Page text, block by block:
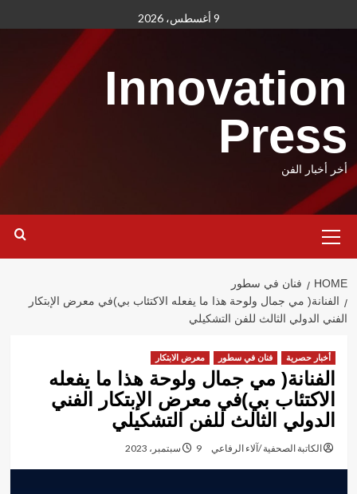
to
9 أغسطس، 2026
Innovation
Press
أخر أخبار الفن
Menu
HOME
فنان في سطور
الفنانة( مي جمال ولوحة هذا ما يفعله الاكتئاب بي)في معرض الإبتكار
الفني الدولي الثالث للفن التشكيلي
أخبار حصرية فنان في سطور معرض الابتكار
الفنانة( مي جمال ولوحة هذا ما يفعله
الاكتئاب بي)في معرض الإبتكار الفني
الدولي الثالث للفن التشكيلي
الكاتبة الصحفية /آلاء الرفاعي 9 سبتمبر، 2023